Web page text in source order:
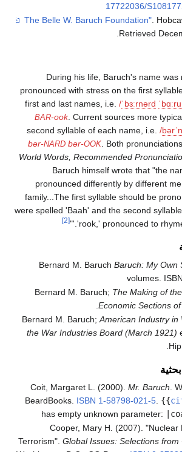
17722036/
.
Retrieved
.
During his life, Baruch's name
pronounced with stress on the first
first and last names, i.e./ˈbɜːrn ərd ˈb
BAR-ook. Current sources more
second syllable of each name, i.e./b
bər-NARDbər-OOK. Both
World Words, Recommended
Baruch himself wrote that "the
pronounced differently by different
family...The first syllable should be
were spelled 'Baah' and the second
'rook,' pronounced to
Bernard M. BaruchBaruch: My
volumes.
Bernard M. Baruch;The Making of
Economic
Bernard M. Baruch;American Industry
the War Industries Board (March
Coit, Margaret L. (2000). Mr. Baruch
BeardBooks.ISBN 1-58798-021-5.
has empty unknown parameter:
Cooper, Mary H. (2007).
Terrorism".Global Issues: Selections